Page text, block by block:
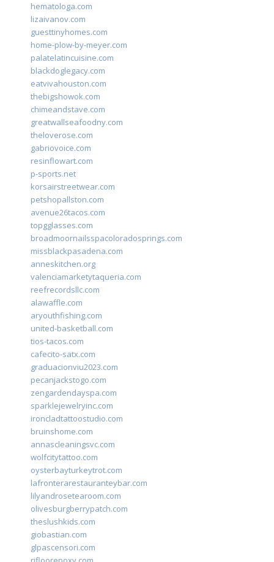
hematologa.com
lizaivanov.com
guesttinyhomes.com
home-plow-by-meyer.com
palatelatincuisine.com
blackdoglegacy.com
eatvivahouston.com
thebigshowok.com
chimeandstave.com
greatwallseafoodny.com
theloverose.com
gabriovoice.com
resinflowart.com
p-sports.net
korsairstreetwear.com
petshopallston.com
avenue26tacos.com
topgglasses.com
broadmoornailsspacoloradosprings.com
missblackpasadena.com
anneskitchen.org
valenciamarketytaqueria.com
reefrecordsllc.com
alawaffle.com
aryouthfishing.com
united-basketball.com
tios-tacos.com
cafecito-satx.com
graduacionviu2023.com
pecanjackstogo.com
zengardendayspa.com
sparklejewelryinc.com
ironcladtattoostudio.com
bruinshome.com
annascleaningsvc.com
wolfcitytattoo.com
oysterbayturkeytrot.com
lafronterarestauranteybar.com
lilyandrosetearoom.com
olivesburgberrypatch.com
theslushkids.com
giobastian.com
glpascensori.com